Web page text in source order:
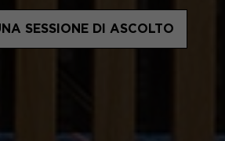
SESSIONE DI ASCOLTO